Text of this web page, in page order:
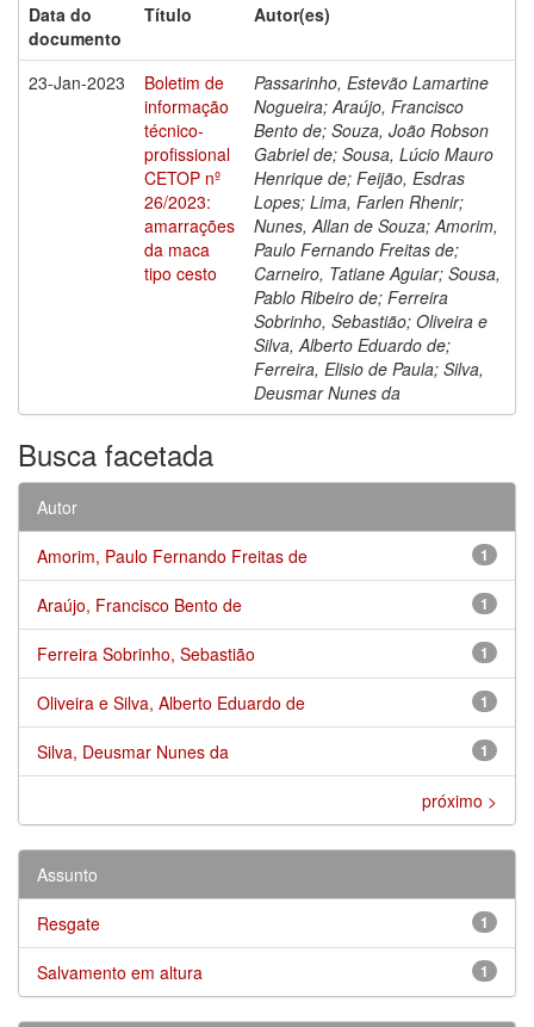
Data do
documento
Título Autor(es)
23-Jan-2023
Boletim de
informação
técnico-
profissional
CETOP nº
26/2023:
amarrações
da maca
tipo cesto
Passarinho, Estevão Lamartine
Nogueira; Araújo, Francisco
Bento de; Souza, João Robson
Gabriel de; Sousa, Lúcio Mauro
Henrique de; Feijão, Esdras
Lopes; Lima, Farlen Rhenir;
Nunes, Allan de Souza; Amorim,
Paulo Fernando Freitas de;
Carneiro, Tatiane Aguiar; Sousa,
Pablo Ribeiro de; Ferreira
Sobrinho, Sebastião; Oliveira e
Silva, Alberto Eduardo de;
Ferreira, Elisio de Paula; Silva,
Deusmar Nunes da
Busca facetada
Autor
1
Amorim, Paulo Fernando Freitas de
1
Araújo, Francisco Bento de
1
Ferreira Sobrinho, Sebastião
1
Oliveira e Silva, Alberto Eduardo de
1
Silva, Deusmar Nunes da
próximo >
Assunto
1
Resgate
1
Salvamento em altura